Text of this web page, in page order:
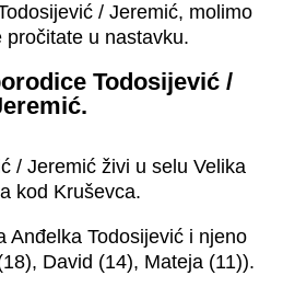
/ Jeremić, molimo
pročitate u nastavku.
Todosijević /
/ Jeremić živi u selu Velika
kod Kruševca.
Anđelka Todosijević i njeno
David (14), Mateja (11)).